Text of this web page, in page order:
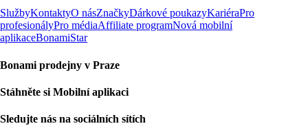
SlužbyKontaktyO násZnačkyDárkové poukazyKariéraPro
profesionályPro médiaAffiliate programNová mobilní
aplikaceBonamiStar
Bonami prodejny v Praze
Stáhněte si Mobilní aplikaci
Sledujte nás na sociálních sítích